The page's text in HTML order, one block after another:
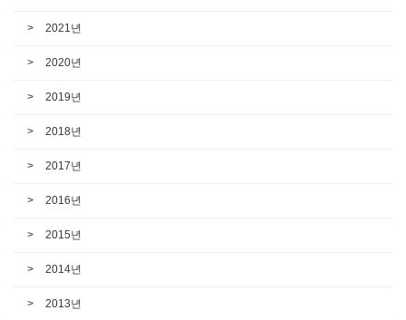
2021년
2020년
2019년
2018년
2017년
2016년
2015년
2014년
2013년